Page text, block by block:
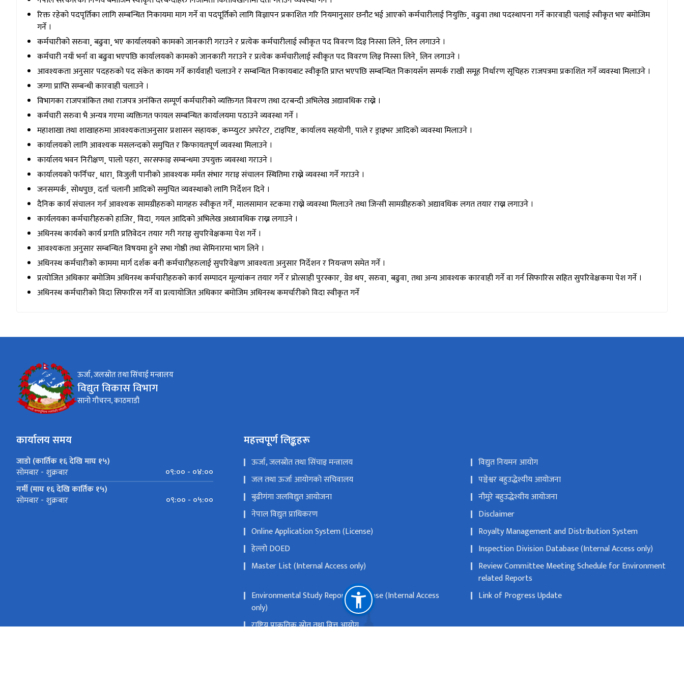
रिक्त रहेको पदपृर्तिका लागि सम्बन्धित निकायमा माग गर्ने वा पदपूर्तिको लागि विज्ञापन प्रकाशित गरि नियमानुसार छनौट भई आएको कर्मचारीलाई नियुक्ति¸ वढुवा तथा पदस्थापना गर्ने कारवाही चलाई स्वीकृत भए बमोजिम
गर्ने ।
कर्मचारीको सरुवा¸ बढुवा¸ भए कार्यालयको कामको जानकारी गराउने र प्रत्येक कर्मचारीलाई स्वीकृत पद विवरण दिइ निस्सा लिने¸ लिन लगाउने ।
कर्मचारी नयाँ भर्ना वा बढुवा भएपछि कार्यालयको कामको जानकारी गराउने र प्रत्येक कर्मचारीलाई स्वीकृत पद विवरण लिइ निस्सा लिने¸ लिन लगाउने ।
आवश्यकता अनुसार पदहरुको पद संकेत कायम गर्ने कार्यवाही चलाउने र सम्बन्धित निकायबाट स्वीकृति प्राप्त भएपछि सम्बन्धित निकायसँग सम्पर्क राखी समूह निर्धारण सूचिहरु राजपत्रमा प्रकाशित गर्ने व्यवस्था मिलाउने ।
जग्गा प्राप्ति सम्बन्धी कारवाही चलाउने ।
विभागका राजपत्रांकित तथा राजपत्र अनंकित सम्पूर्ण कर्मचारीको व्यक्तिगत विवरण तथा दरबन्दी अभिलेख अद्यावधिक राख्ने ।
कर्मचारी सरुवा भै अन्यत्र गएमा व्यक्तिगत फायल सम्बन्धित कार्यालयमा पठाउने व्यवस्था गर्ने ।
महाशाखा तथा शाखाहरुमा आवश्यकताअनुसार प्रशासन सहायक¸ कम्प्युटर अपरेटर¸ टाइपिष्ट¸ कार्यालय सहयोगी¸ पाले र ड्राइभर आदिको व्यवस्था मिलाउने ।
कार्यालयको लागि आवश्यक मसलन्दको समुचित र किफायतपूर्ण व्यवस्था मिलाउने ।
कार्यालय भवन निरीक्षण¸ पालो पहरा¸ सरसफाइ सम्बन्धमा उपयुक्त व्यवस्था गराउने ।
कार्यालयको फर्निचर¸ धारा¸ विजुली पानीको आवश्यक मर्मत संभार गराइ संचालन स्थितिमा राख्ने व्यवस्था गर्ने गराउने ।
जनसम्पर्क¸ सोधपुछ¸ दर्ता चलानी आदिको समुचित व्यवस्थाको लागि निर्देशन दिने ।
दैनिक कार्य संचालन गर्न आवश्यक सामग्रीहरुको मागहरु स्वीकृत गर्ने¸ मालसामान स्टकमा राख्ने व्यवस्था मिलाउने तथा जिन्सी सामग्रीहरुको अद्यावधिक लगत तयार राख्न लगाउने ।
कार्यलयका कर्मचारीहरुको हाजिर¸ विदा¸ गयल आदिको अभिलेख अध्यावधिक राख्न लगाउने ।
अधिनस्थ कार्यको कार्य प्रगति प्रतिवेदन तयार गरी गराइ सुपरिवेक्षकमा पेश गर्ने ।
आवश्यकता अनुसार सम्बन्धित विषयमा हुने सभा गोष्ठी तथा सेमिनारमा भाग लिने ।
अधिनस्थ कर्मचारीको काममा मार्ग दर्शक बनी कर्मचारीहरुलाई सुपरिवेक्षण आवश्यता अनुसार निर्देशन र नियन्त्रण समेत गर्ने ।
प्रत्योजित अधिकार बमोजिम अधिनस्थ कर्मचारीहरुको कार्य सम्पादन मूल्यांकन तयार गर्ने र प्रोत्साही पुरस्कार¸ ग्रेड थप¸ सरुवा¸ बढुवा¸ तथा अन्य आवश्यक कारवाही गर्ने वा गर्न सिफारिस सहित सुपरिवेक्षकमा पेश गर्ने ।
अधिनस्थ कर्मचारीको विदा सिफारिस गर्ने वा प्रत्यायोजित अधिकार बमोजिम अधिनस्थ कमर्चारीको विदा स्वीकृत गर्ने
ऊर्जा, जलस्रोत तथा सिंचाई मन्त्रालय
विद्युत विकास विभाग
सानो गौचरन, काठमाडौ
कार्यालय समय
जाडो (कार्तिक १६ देखि माघ १५)
सोमबार - शुक्रबार
०९:०० - ०४:००
गर्मी (माघ १६ देखि कार्तिक १५)
सोमबार - शुक्रबार ०९:०० - ०५:००
महत्त्वपूर्ण लिङ्कहरू
ऊर्जा, जलस्रोत तथा सिंचाइ मन्त्रालय
विद्युत नियमन आयोग
जल तथा ऊर्जा आयोगको सचिवालय
पञ्चेश्वर बहुउद्धेश्यीय आयोजना
बुढीगंगा जलविद्युत आयोजना
नौमुरे बहुउद्धेश्यीय आयोजना
नेपाल विद्युत प्राधिकरण
Disclaimer
Online Application System (License)
Royalty Management and Distribution System
हेल्लो DOED
Inspection Division Database (Internal Access only)
Master List (Internal Access only)
Review Committee Meeting Schedule for Environment
related Reports
Environmental Study Report Database (Internal Access
only)
Link of Progress Update
राष्ट्रिय प्राकृतिक स्रोत तथा वित्त आयोग